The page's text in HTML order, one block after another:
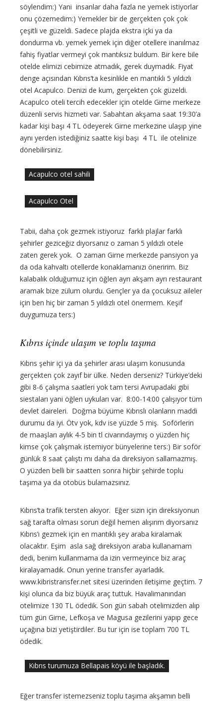
söylendim:) Yani insanlar daha fazla ne yemek istiyorlar
onu çözemedim:) Yemekler bir de gerçekten çok çok
çeşitli ve güzeldi. Sadece plajda ekstra içki ya da
dondurma vb. yemek yemek için diğer otellere inanılmaz
fahiş fiyatlar vermeyi çok mantıksız buldum. Bir kere bile
otelde elimizi cebimize atmadık, gerek duymadık. Fiyat
denge açısından Kıbrıs’ta kesinlikle en mantıklı 5 yıldızlı
otel Acapulco. Denizi de kum, gerçekten çok güzeldi.
Acapulco oteli tercih edecekler için otelde Girne merkeze
düzenli servis hizmeti var. Sabahtan akşama saat 19:30’a
kadar kişi başı 4 TL ödeyerek Girne merkezine ulaşıp yine
aynı yerden istediğiniz saatte kişi başı 4 TL ile otelinize
dönebilirsiniz.
Acapulco otel sahili
Acapulco Otel
Tabii, daha çok gezmek istiyoruz farklı plajlar farklı
şehirler geziceğiz diyorsanız o zaman 5 yıldızlı otele
zaten gerek yok. O zaman Girne merkezde pansiyon ya
da oda kahvaltı otellerde konaklamanızı öneririm. Biz
kalabalık olduğumuz için öğlen ayrı akşam ayrı restaurant
aramak bize zülum olurdu. Gençler ya da çocuksuz aileler
için ben hiç bir zaman 5 yıldızlı otel önermem. Keşif
duygumuza ters:)
Kıbrıs içinde ulaşım ve toplu taşıma
Kıbrıs şehir içi ya da şehirler arası ulaşım konusunda
gerçekten çok zayıf bir ülke. Neden derseniz? Türkiye’deki
gibi 8-6 çalışma saatleri yok tam tersi Avrupadaki gibi
siestaları yani öğlen uykuları var. 8:00-14:00 çalışıyor tüm
devlet daireleri. Doğma büyüme Kıbrıslı olanların maddi
durumu da iyi. Ötv yok, kdv ise yüzde 5 miş. Soförlerin
de maaşları aylık 4-5 bin tl civarındaymış o yüzden hiç
kimse çok çalışmak istemiyor bünyelerine ters:) Bir soför
günlük 8 saat çalıştı mı daha da direksiyon sallamazmış.
O yüzden belli bir saatten sonra hiçbir şehirde toplu
taşıma ya da otobüs bulamazsınız.
Kıbrıs’ta trafik tersten akıyor. Eğer sizin için direksiyonun
sağ tarafta olması sorun değil hemen alışırım diyorsanız
Kıbrıs’ı gezmek için en mantıklı şey araba kiralamak
olacaktır. Eşim asla sağ direksiyon araba kullanamam
dedi, benim kullanmama da izin vermeyince biz araç
kiralayamadık. Onun yerine transfer ayarladık.
www.kibristransfer.net sitesi üzerinden iletişime geçtim. 7
kişi olunca da biz büyük araç tuttuk. Havalimanından
otelimize 130 TL ödedik. Son gün sabah otelimizden alıp
tüm gün Girne, Lefkoşa ve Magusa gezilerini yapıp gece
uçağına bizi yetiştirdiler. Bu tur için ise toplam 700 TL
ödedik.
Kıbrıs turumuza Bellapais köyü ile başladık.
Eğer transfer istemezseniz toplu taşıma akşamın belli